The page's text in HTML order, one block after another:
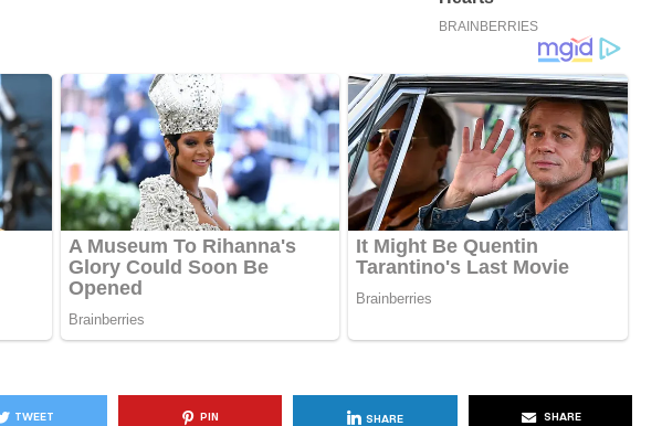
TWEET PIN SHARE SHARE
KËSHILLA & IDE
Pse Nuk Duhet të Përdorni
Letrën e Aluminit për Ruajtjen
e Ushqimeve
AGROWEB 7 QERSHOR, 2025
KËSHILLA & IDE
Rreziqet dhe Problemet që
Vijnë Nga Akulloret e
Vjetëruara
AGROWEB 10 QERSHOR, 2025